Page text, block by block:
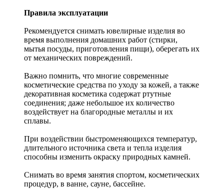
Правила эксплуатации
Рекомендуется снимать ювелирные изделия во
время выполнения домашних работ (стирки,
мытья посуды, приготовления пищи), оберегать их
от механических повреждений.
Важно помнить, что многие современные
косметические средства по уходу за кожей, а также
декоративная косметика содержат ртутные
соединения; даже небольшое их количество
воздействует на благородные металлы и их
сплавы.
При воздействии быстроменяющихся температур,
длительного источника света и тепла изделия
способны изменить окраску природных камней.
Снимать во время занятия спортом, косметических
процедур, в ванне, сауне, бассейне.